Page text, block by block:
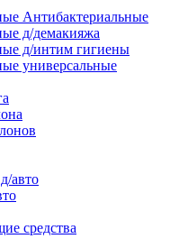
Антибактериальные
д/демакияжа
д/интим гигиены
универсальные
авто
средства